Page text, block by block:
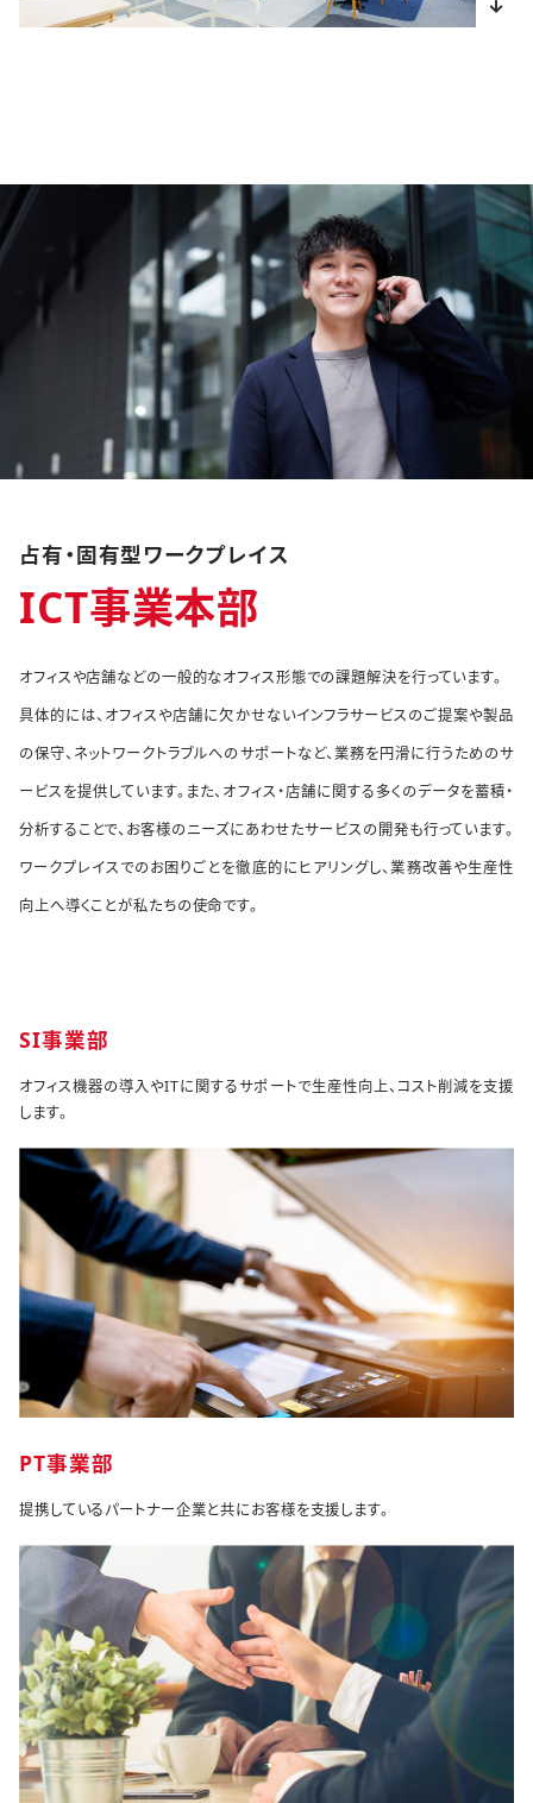
占有・固有型ワークプレイス
ICT事業本部
オフィスや店舗などの一般的なオフィス形態での課題解決を行っています。
具体的には、オフィスや店舗に欠かせないインフラサービスのご提案や製品
の保守、ネットワークトラブルへのサポートなど、業務を円滑に行うためのサ
ービスを提供しています。また、オフィス・店舗に関する多くのデータを蓄積・
分析することで、お客様のニーズにあわせたサービスの開発も行っています。
ワークプレイスでのお困りごとを徹底的にヒアリングし、業務改善や生産性
向上へ導くことが私たちの使命です。
SI事業部
オフィス機器の導入やITに関するサポートで生産性向上、コスト削減を支援
します。
PT事業部
提携しているパートナー企業と共にお客様を支援します。